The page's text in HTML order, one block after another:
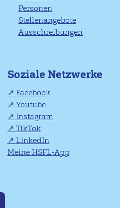
Personen
Stellenangebote
Ausschreibungen
Soziale Netzwerke
Facebook
Youtube
Instagram
TikTok
LinkedIn
Meine HSFL-App